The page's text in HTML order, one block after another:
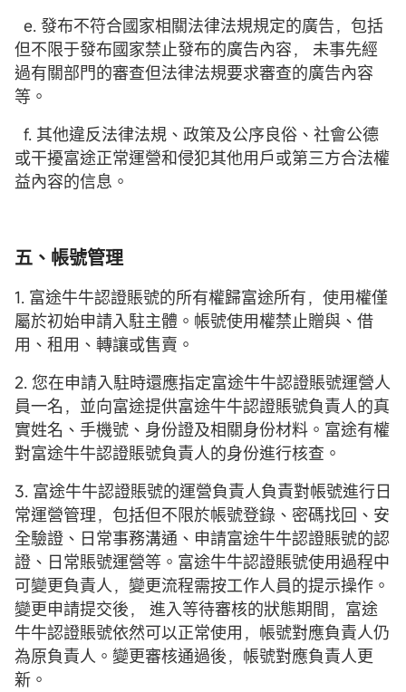
e. 發布不符合國家相關法律法規規定的廣告，包括
但不限于發布國家禁止發布的廣告內容， 未事先經
過有關部門的審查但法律法規要求審查的廣告內容
等。
f. 其他違反法律法規、政策及公序良俗、社會公德
或干擾富途正常運營和侵犯其他用戶或第三方合法權
益內容的信息。
五、帳號管理
1. 富途牛牛認證賬號的所有權歸富途所有，使用權僅
屬於初始申請入駐主體。帳號使用權禁止贈與、借
用、租用、轉讓或售賣。
2. 您在申請入駐時還應指定富途牛牛認證賬號運營人
員一名，並向富途提供富途牛牛認證賬號負責人的真
實姓名、手機號、身份證及相關身份材料。富途有權
對富途牛牛認證賬號負責人的身份進行核查。
3. 富途牛牛認證賬號的運營負責人負責對帳號進行日
常運營管理，包括但不限於帳號登錄、密碼找回、安
全驗證、日常事務溝通、申請富途牛牛認證賬號的認
證、日常賬號運營等。富途牛牛認證賬號使用過程中
可變更負責人，變更流程需按工作人員的提示操作。
變更申請提交後， 進入等待審核的狀態期間，富途
牛牛認證賬號依然可以正常使用，帳號對應負責人仍
為原負責人。變更審核通過後，帳號對應負責人更
新。